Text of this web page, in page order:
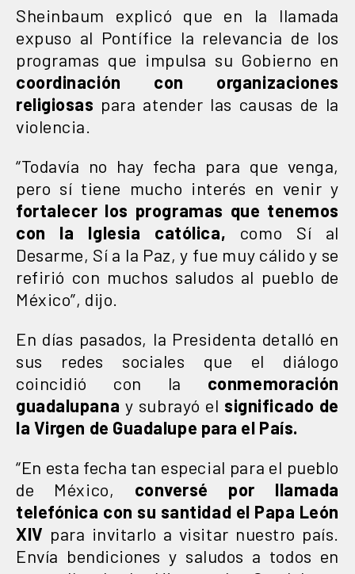
Sheinbaum explicó que en la llamada
expuso al Pontífice la relevancia de los
programas que impulsa su Gobierno en
coordinación con organizaciones
religiosas para atender las causas de la
violencia.
“Todavía no hay fecha para que venga,
pero sí tiene mucho interés en venir y
fortalecer los programas que tenemos
con la Iglesia católica, como Sí al
Desarme, Sí a la Paz, y fue muy cálido y se
refirió con muchos saludos al pueblo de
México”, dijo.
En días pasados, la Presidenta detalló en
sus redes sociales que el diálogo
coincidió con la conmemoración
guadalupana y subrayó el significado de
la Virgen de Guadalupe para el País.
“En esta fecha tan especial para el pueblo
de México, conversé por llamada
telefónica con su santidad el Papa León
XIV para invitarlo a visitar nuestro país.
Envía bendiciones y saludos a todos en